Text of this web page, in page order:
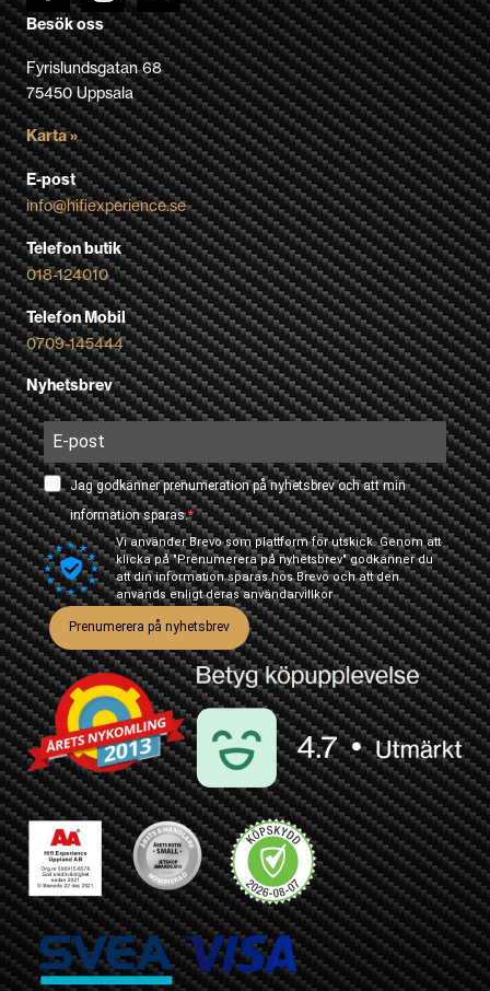
Besök oss
Fyrislundsgatan 68
75450 Uppsala
Karta »
E-post
info@hifiexperience.se
Telefon butik
018-124010
Telefon Mobil
0709-145444
Nyhetsbrev
Jag godkänner prenumeration på nyhetsbrev och att min
information sparas.
Vi använder Brevo som plattform för utskick. Genom att
klicka på "Prenumerera på nyhetsbrev" godkänner du
att din information sparas hos Brevo och att den
används enligt derasanvändarvillkor
Prenumerera på nyhetsbrev